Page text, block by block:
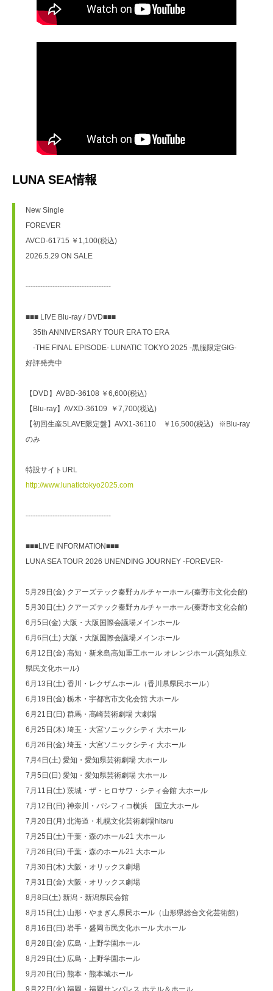
LUNA SEA情報
New Single
FOREVER
AVCD-61715 ￥1,100(税込)
2026.5.29 ON SALE
-----------------------------------
■■■ LIVE Blu-ray / DVD■■■
35th ANNIVERSARY TOUR ERA TO ERA
-THE FINAL EPISODE- LUNATIC TOKYO 2025 -黒服限定GIG-
好評発売中
【DVD】AVBD-36108 ￥6,600(税込)
【Blu-ray】AVXD-36109  ￥7,700(税込)
【初回生産SLAVE限定盤】AVX1-36110　￥16,500(税込)   ※Blu-ray
のみ
特設サイトURL
http://www.lunatictokyo2025.com
-----------------------------------
■■■LIVE INFORMATION■■■
LUNA SEA TOUR 2026 UNENDING JOURNEY -FOREVER-
5月29日(金) クアーズテック秦野カルチャーホール(秦野市文化会館)
5月30日(土) クアーズテック秦野カルチャーホール(秦野市文化会館)
6月5日(金) 大阪・大阪国際会議場メインホール
6月6日(土) 大阪・大阪国際会議場メインホール
6月12日(金) 高知・新来島高知重工ホール オレンジホール(高知県立
県民文化ホール)
6月13日(土) 香川・レクザムホール（香川県県民ホール）
6月19日(金) 栃木・宇都宮市文化会館 大ホール
6月21日(日) 群馬・高崎芸術劇場 大劇場
6月25日(木) 埼玉・大宮ソニックシティ 大ホール
6月26日(金) 埼玉・大宮ソニックシティ 大ホール
7月4日(土) 愛知・愛知県芸術劇場 大ホール
7月5日(日) 愛知・愛知県芸術劇場 大ホール
7月11日(土) 茨城・ザ・ヒロサワ・シティ会館 大ホール
7月12日(日) 神奈川・パシフィコ横浜　国立大ホール
7月20日(月) 北海道・札幌文化芸術劇場hitaru
7月25日(土) 千葉・森のホール21 大ホール
7月26日(日) 千葉・森のホール21 大ホール
7月30日(木) 大阪・オリックス劇場
7月31日(金) 大阪・オリックス劇場
8月8日(土) 新潟・新潟県民会館
8月15日(土) 山形・やまぎん県民ホール（山形県総合文化芸術館）
8月16日(日) 岩手・盛岡市民文化ホール 大ホール
8月28日(金) 広島・上野学園ホール
8月29日(土) 広島・上野学園ホール
9月20日(日) 熊本・熊本城ホール
9月22日(火) 福岡・福岡サンパレス ホテル＆ホール